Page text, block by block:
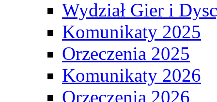
Wydział Gier i
Komunikaty 2025
Orzeczenia 2025
Komunikaty 2026
Orzeczenia 2026